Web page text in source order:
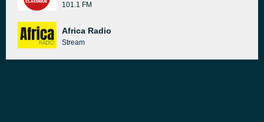
101.1 FM
Africa Radio
Stream